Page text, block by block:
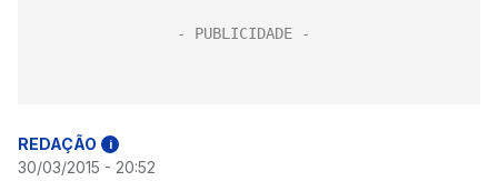
REDAÇÃO i
30/03/2015 - 20:52